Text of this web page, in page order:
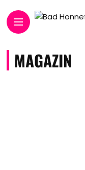
MAGAZIN